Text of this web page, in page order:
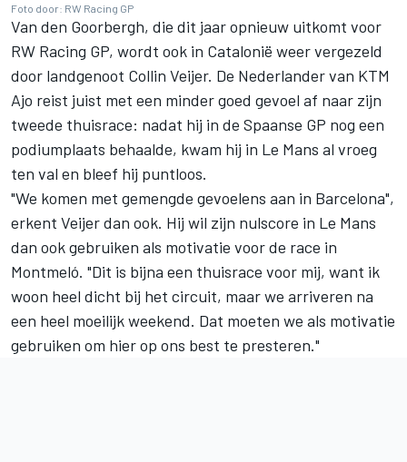
Foto door: RW Racing GP
Van den Goorbergh, die dit jaar opnieuw uitkomt voor
RW Racing GP, wordt ook in Catalonië weer vergezeld
door landgenoot Collin Veijer. De Nederlander van KTM
Ajo reist juist met een minder goed gevoel af naar zijn
tweede thuisrace: nadat hij in de Spaanse GP nog een
podiumplaats behaalde, kwam hij in Le Mans al vroeg
ten val en bleef hij puntloos.
"We komen met gemengde gevoelens aan in Barcelona",
erkent Veijer dan ook. Hij wil zijn nulscore in Le Mans
dan ook gebruiken als motivatie voor de race in
Montmeló. "Dit is bijna een thuisrace voor mij, want ik
woon heel dicht bij het circuit, maar we arriveren na
een heel moeilijk weekend. Dat moeten we als motivatie
gebruiken om hier op ons best te presteren."